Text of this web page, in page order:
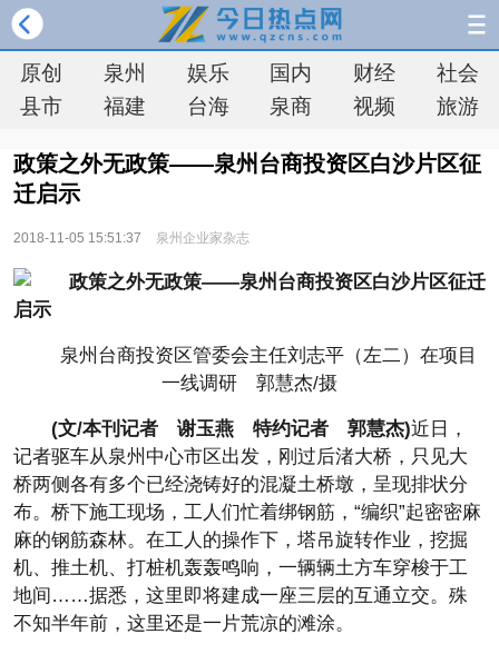
原创 泉州 娱乐 国内 财经
社会
县市
福建 台海 泉商 视频 旅游
政策之外无政策——泉州台商投资区白沙片区征
迁启示
2018-11-05 15:51:37 泉州企业家杂志
泉州台商投资区管委会主任刘志平（左二）在项目
一线调研 郭慧杰/摄
(文/本刊记者 谢玉燕 特约记者 郭慧杰)近日，
记者驱车从泉州中心市区出发，刚过后渚大桥，只见大
桥两侧各有多个已经浇铸好的混凝土桥墩，呈现排状分
布。桥下施工现场，工人们忙着绑钢筋，“编织”起密密麻
麻的钢筋森林。在工人的操作下，塔吊旋转作业，挖掘
机、推土机、打桩机轰轰鸣响，一辆辆土方车穿梭于工
地间……据悉，这里即将建成一座三层的互通立交。殊
不知半年前，这里还是一片荒凉的滩涂。